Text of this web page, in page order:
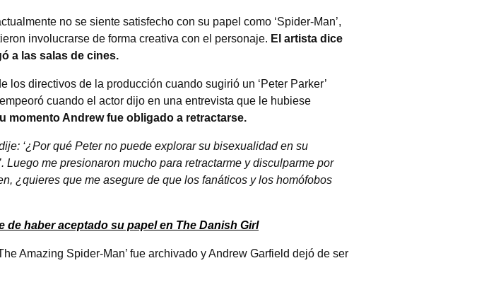
no se siente satisfecho con su papel como ‘Spider-Man’,
involucrarse de forma creativa con el personaje. El artista dice
a las salas de cines.
directivos de la producción cuando sugirió un ‘Peter Parker’
cuando el actor dijo en una entrevista que le hubiese
momento Andrew fue obligado a retractarse.
‘¿Por qué Peter no puede explorar su bisexualidad en su
me presionaron mucho para retractarme y disculparme por
¿quieres que me asegure de que los fanáticos y los homófobos
haber aceptado su papel en The Danish Girl
Amazing Spider-Man’ fue archivado y Andrew Garfield dejó de ser